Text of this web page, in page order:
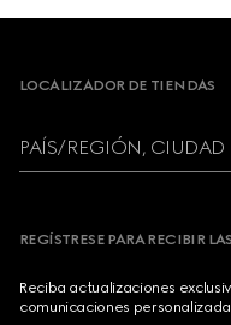
Footer
LOCALIZADOR DE TIENDAS
PAÍS/REGIÓN, CIUDAD
REGÍSTRESE PARA RECIBIR
Reciba actualizaciones
comunicaciones